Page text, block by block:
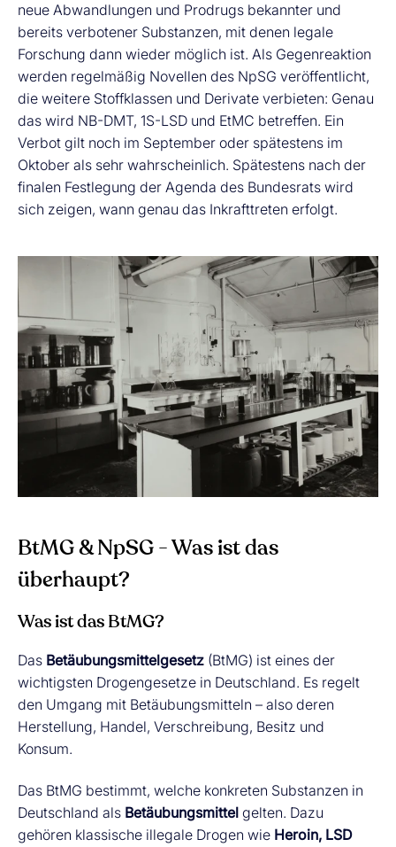
neue Abwandlungen und Prodrugs bekannter und
bereits verbotener Substanzen, mit denen legale
Forschung dann wieder möglich ist. Als Gegenreaktion
werden regelmäßig Novellen des NpSG veröffentlicht,
die weitere Stoffklassen und Derivate verbieten: Genau
das wird NB-DMT, 1S-LSD und EtMC betreffen. Ein
Verbot gilt noch im September oder spätestens im
Oktober als sehr wahrscheinlich. Spätestens nach der
finalen Festlegung der Agenda des Bundesrats wird
sich zeigen, wann genau das Inkrafttreten erfolgt.
BtMG & NpSG - Was ist das
überhaupt?
Was ist das BtMG?
Das Betäubungsmittelgesetz (BtMG) ist eines der
wichtigsten Drogengesetze in Deutschland. Es regelt
den Umgang mit Betäubungsmitteln – also deren
Herstellung, Handel, Verschreibung, Besitz und
Konsum.
Das BtMG bestimmt, welche konkreten Substanzen in
Deutschland als Betäubungsmittel gelten. Dazu
gehören klassische illegale Drogen wie Heroin, LSD